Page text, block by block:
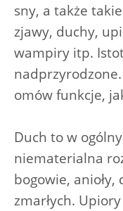
sny, a także
zjawy, duchy,
wampiry itp.
omów funkcje,
Duch to w
niematerialna
bogowie,
zmarłych.